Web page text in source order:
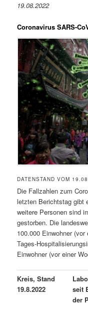
19.08.2022
Coronavirus SARS-
DATENSTAND VOM
Die Fallzahlen zum
letzten Berichtstag gibt
weitere Personen sind
gestorben. Die
100.000 Einwohner
Tages-
Einwohner (vor einer
Kreis, Stand
19.8.2022
seit
der